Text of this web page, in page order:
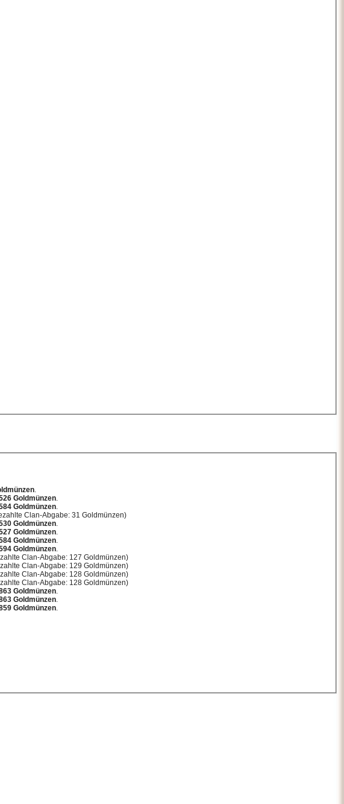
Goldmünzen
Goldmünzen
Clan-Abgabe: 31 Goldmünzen)
Goldmünzen
Goldmünzen
Goldmünzen
Goldmünzen
Clan-Abgabe: 127 Goldmünzen)
Clan-Abgabe: 129 Goldmünzen)
Clan-Abgabe: 128 Goldmünzen)
Clan-Abgabe: 128 Goldmünzen)
Goldmünzen
Goldmünzen
Goldmünzen